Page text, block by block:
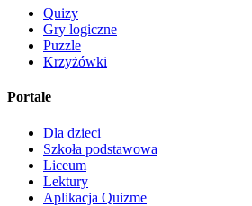
Quizy
Gry logiczne
Puzzle
Krzyżówki
Portale
Dla dzieci
Szkoła podstawowa
Liceum
Lektury
Aplikacja Quizme